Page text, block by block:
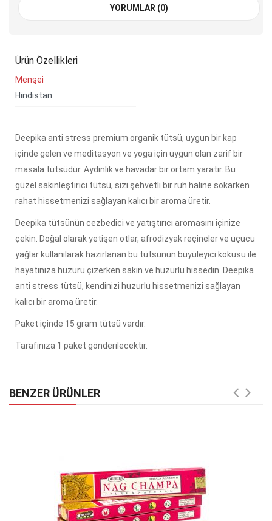
YORUMLAR (0)
Ürün Özellikleri
Menşei
Hindistan
Deepika anti stress premium organik tütsü, uygun bir kap
içinde gelen ve meditasyon ve yoga için uygun olan zarif bir
masala tütsüdür. Aydınlık ve havadar bir ortam yaratır. Bu
güzel sakinleştirici tütsü, sizi şehvetli bir ruh haline sokarken
rahat hissetmenizi sağlayan kalıcı bir aroma üretir.
Deepika tütsünün cezbedici ve yatıştırıcı aromasını içinize
çekin. Doğal olarak yetişen otlar, afrodizyak reçineler ve uçucu
yağlar kullanılarak hazırlanan bu tütsünün büyüleyici kokusu ile
hayatınıza huzuru çizerken sakin ve huzurlu hissedin. Deepika
anti stress tütsü, kendinizi huzurlu hissetmenizi sağlayan
kalıcı bir aroma üretir.
Paket içinde 15 gram tütsü vardır.
Tarafınıza 1 paket gönderilecektir.
BENZER ÜRÜNLER